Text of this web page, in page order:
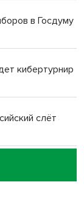
в топ-16
Искитиме
в Госдуму
кибертурнир
слёт